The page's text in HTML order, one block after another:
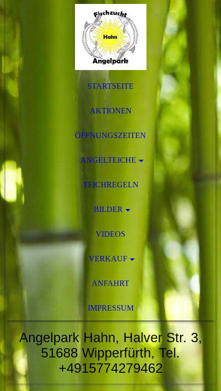
STARTSEITE
AKTIONEN
ÖFFNUNGSZEITEN
ANGELTEICHE
TEICHREGELN
BILDER
VIDEOS
VERKAUF
ANFAHRT
IMPRESSUM
Angelpark Hahn, Halver Str. 3,
51688 Wipperfürth, Tel.
+4915774279462